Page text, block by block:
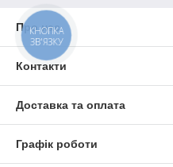
Про нас
Контакти
Доставка та оплата
Графік роботи
КНОПКА
ЗВ'ЯЗКУ